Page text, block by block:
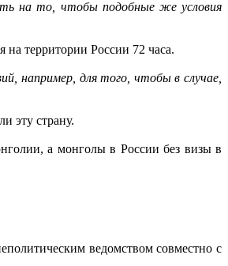
на то, чтобы подобные же условия
на территории России 72 часа.
например, для того, чтобы в случае,
эту страну.
а монголы в России без визы в
ведомством совместно с